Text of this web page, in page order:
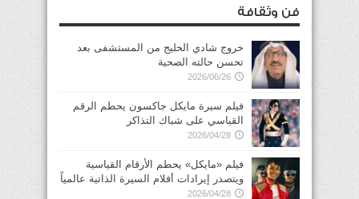
فن وثقافة
خروج شادي الخليج من المستشفى بعد
تحسن حالته الصحية
2026/06/26
فيلم سيرة مايكل جاكسون يحطم الرقم
القياسي على شباك التذاكر
2026/04/28
فيلم «مايكل» يحطم الأرقام القياسية
ويتصدر إيرادات أفلام السيرة الذاتية عالمياً
2026/04/28